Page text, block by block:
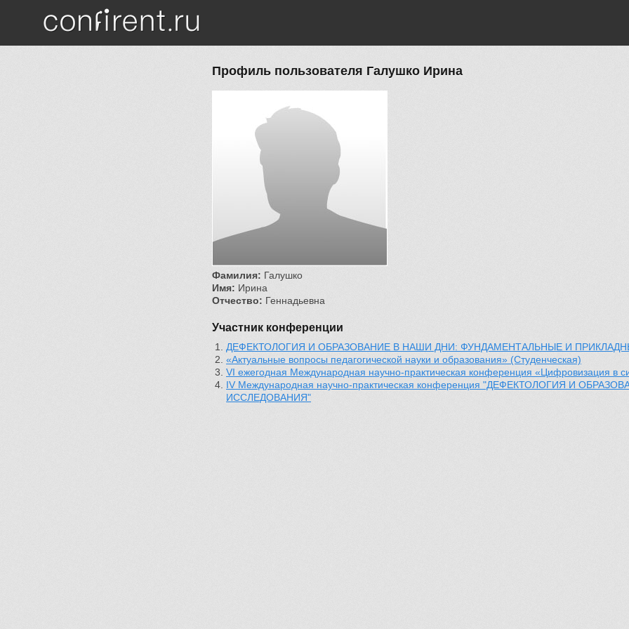
Перейти к основному содержанию
Профиль пользователя Галушко Ирина
Фамилия: Галушко
Имя: Ирина
Отчество: Геннадьевна
Участник конференции
ДЕФЕКТОЛОГИЯ И ОБРАЗОВАНИЕ В НАШИ ДНИ: ФУНДАМЕНТАЛЬНЫЕ И
«Актуальные вопросы педагогической науки и образования» (Студенческая)
VI ежегодная Международная научно-практическая конференция «Цифровизация в
IV Международная научно-практическая конференция "ДЕФЕКТОЛОГИЯ И
ИССЛЕДОВАНИЯ"